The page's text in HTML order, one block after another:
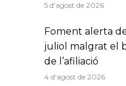
5 d'agost de 2026
Foment alerta
juliol malgrat el
de l’afiliació
4 d'agost de 2026